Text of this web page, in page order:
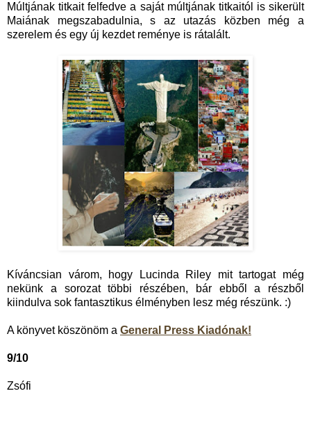
Múltjának titkait felfedve a saját múltjának titkaitól is sikerült
Maiának megszabadulnia, s az utazás közben még a
szerelem és egy új kezdet reménye is rátalált.
Kíváncsian várom, hogy Lucinda Riley mit tartogat még
nekünk a sorozat többi részében, bár ebből a részből
kiindulva sok fantasztikus élményben lesz még részünk. :)
A könyvet köszönöm a General Press Kiadónak!
9/10
Zsófi